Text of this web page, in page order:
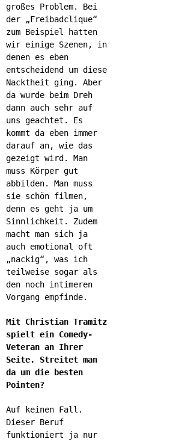
großes Problem. Bei
der „Freibadclique“
zum Beispiel hatten
wir einige Szenen, in
denen es eben
entscheidend um diese
Nacktheit ging. Aber
da wurde beim Dreh
dann auch sehr auf
uns geachtet. Es
kommt da eben immer
darauf an, wie das
gezeigt wird. Man
muss Körper gut
abbilden. Man muss
sie schön filmen,
denn es geht ja um
Sinnlichkeit. Zudem
macht man sich ja
auch emotional oft
„nackig“, was ich
teilweise sogar als
den noch intimeren
Vorgang empfinde.
Mit Christian Tramitz
spielt ein Comedy-
Veteran an Ihrer
Seite. Streitet man
da um die besten
Pointen?
Auf keinen Fall.
Dieser Beruf
funktioniert ja nur